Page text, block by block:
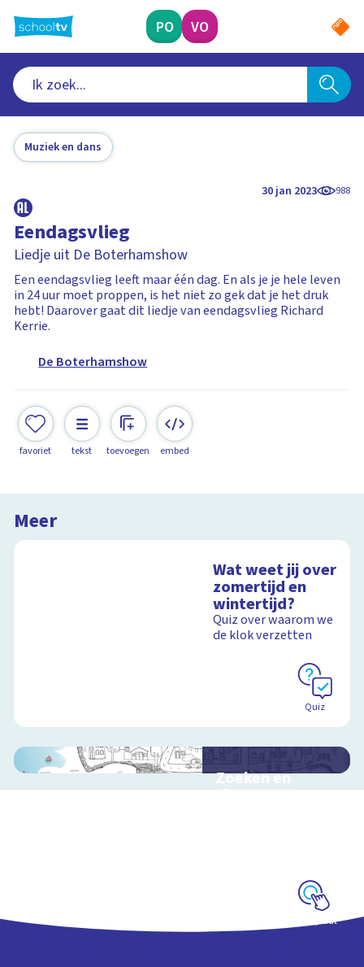
naar
hoofdinhoud
PO VO
Muziek en dans
30 jan 2023 988
Eendagsvlieg
Liedje uit De Boterhamshow
Een eendagsvlieg leeft maar één dag. En als je je hele leven
in 24 uur moet proppen, is het niet zo gek dat je het druk
hebt! Daarover gaat dit liedje van eendagsvlieg Richard
Kerrie.
De Boterhamshow
favoriet tekst toevoegen embed
Meer
Wat weet jij over
zomertijd en
wintertijd?
Quiz over waarom we
de klok verzetten
Quiz
Zoeken en
zingen met
Schoolplaat